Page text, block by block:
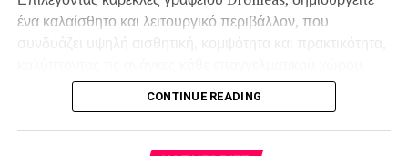
Πόρτα μπάνιου με τζάμι: Περισσότερο φως και πιο
Η πόρτα μπάνιου με τζάμι είναι μία από τις πιο
επιλογέςγια όσους θέλουν ένα μπάνιο που να δείχνει πιο
φωτεινό και σύγχρονο. Το γυαλί δημιουργεί μια αίσθηση
ένα καλαίσθητο και λειτουργικό περιβάλλον, που
Παράλληλα, επενδύετε σε ένα κάθισμα υψηλών
προδιαγραφών, με ποιότητα κατασκευής που αντέχει στον
χρόνο και προσφέρει καθημερινή σιγουριά και άνεση.
CONTINUE READING